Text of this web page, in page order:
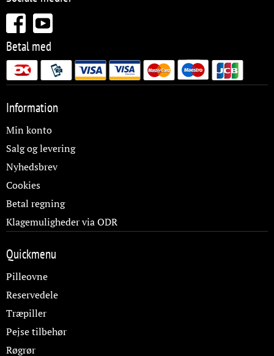
Betal med
Information
Min konto
Salg og levering
Nyhedsbrev
Cookies
Betal regning
Klagemuligheder via ODR
Quickmenu
Pilleovne
Reservedele
Træpiller
Pejse tilbehør
Røgrør